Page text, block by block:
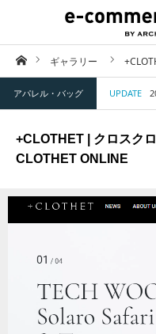
ホームギャラリー
アパレル・バッグ UPDATE
+CLOTHET | クロスク
CLOTHET ONLINE
TOP
ABOUT
CATEGORY
CONTACT